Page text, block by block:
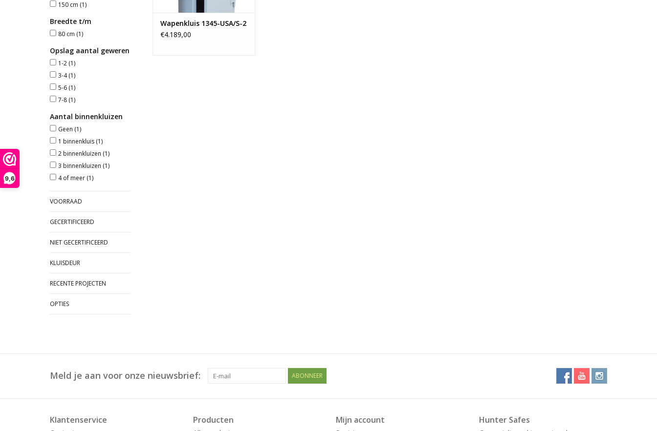
9,6
150 cm (1)
Breedte t/m
80 cm (1)
Opslag aantal geweren
1-2 (1)
3-4(1)
5-6 (1)
7-8 (1)
Aantal binnenkluizen
Geen (1)
1 binnenkluis (1)
2 binnenkluizen (1)
3 binnenkluizen (1)
4 of meer (1)
VOORRAAD
GECERTIFICEERD
NIET GECERTIFICEERD
KLUISDEUR
RECENTE PROJECTEN
OPTIES
Wapenkluis 1345-USA/S-2
€4.189,00
Meld je aan voor onze nieuwsbrief: ABONNEER
Klantenservice Producten Mijn account Hunter Safes